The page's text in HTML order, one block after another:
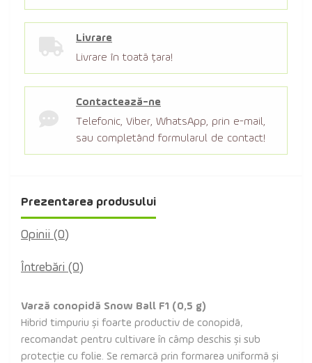
Livrare
Livrare în toată țara!
Contactează-ne
Telefonic, Viber, WhatsApp, prin e-mail,
sau completând formularul de contact!
Prezentarea produsului
Opinii (0)
Întrebări (0)
Varză conopidă Snow Ball F1 (0,5 g)
Hibrid timpuriu și foarte productiv de conopidă,
recomandat pentru cultivare în câmp deschis și sub
protecție cu folie. Se remarcă prin formarea uniformă și